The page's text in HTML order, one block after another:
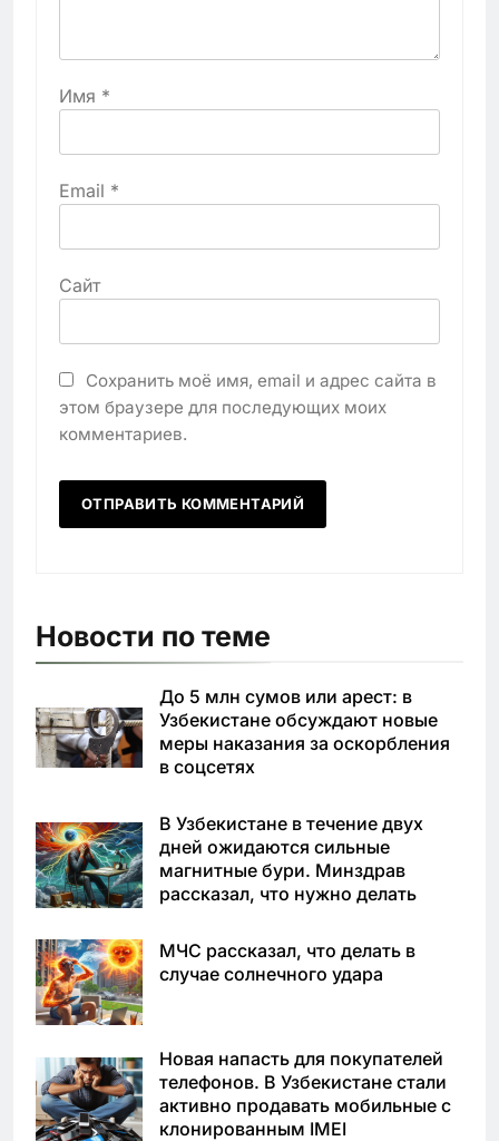
Имя *
Email *
Сайт
Сохранить моё имя, email и адрес сайта в
этом браузере для последующих моих
комментариев.
Новости по теме
До 5 млн сумов или арест: в
Узбекистане обсуждают новые
меры наказания за оскорбления
в соцсетях
В Узбекистане в течение двух
дней ожидаются сильные
магнитные бури. Минздрав
рассказал, что нужно делать
МЧС рассказал, что делать в
случае солнечного удара
Новая напасть для покупателей
телефонов. В Узбекистане стали
активно продавать мобильные с
клонированным IMEI